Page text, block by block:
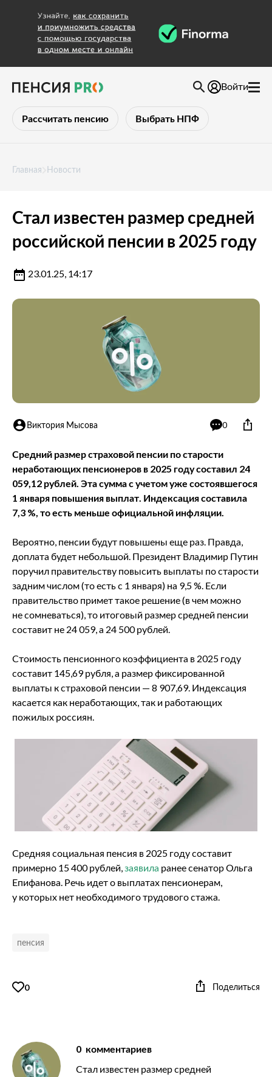
Рассчитать пенсию Выбрать НПФ
Войти
Главная Новости
Стал известен размер средней
российской пенсии в 2025 году
23.01.25, 14:17
Виктория Мысова 0
Средний размер страховой пенсии по старости
неработающих пенсионеров в 2025 году составил 24
059,12 рублей. Эта сумма с учетом уже состоявшегося
1 января повышения выплат. Индексация составила
7,3 %, то есть меньше официальной инфляции.
Вероятно, пенсии будут повышены еще раз. Правда,
доплата будет небольшой. Президент Владимир Путин
поручил правительству повысить выплаты по старости
задним числом (то есть с 1 января) на 9,5 %. Если
правительство примет такое решение (в чем можно
не сомневаться), то итоговый размер средней пенсии
составит не 24 059, а 24 500 рублей.
Стоимость пенсионного коэффициента в 2025 году
составит 145,69 рубля, а размер фиксированной
выплаты к страховой пенсии — 8 907,69. Индексация
касается как неработающих, так и работающих
пожилых россиян.
Средняя социальная пенсия в 2025 году составит
примерно 15 400 рублей,заявила ранее сенатор Ольга
Епифанова. Речь идет о выплатах пенсионерам,
у которых нет необходимого трудового стажа.
пенсия
0 Поделиться
0 комментариев
Стал известен размер средней